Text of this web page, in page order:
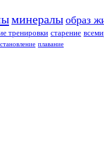
минералы образ
тренировки старение
плавание